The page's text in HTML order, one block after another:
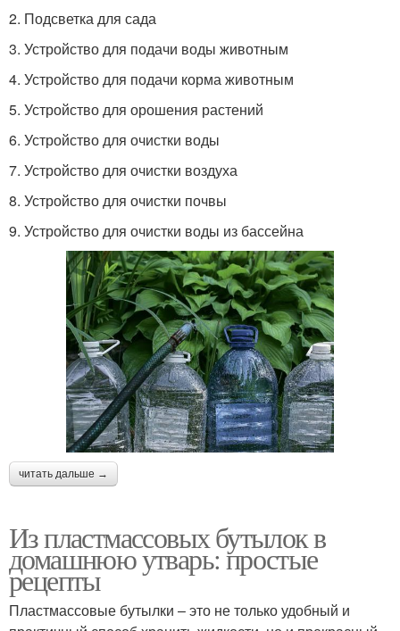
2. Подсветка для сада
3. Устройство для подачи воды животным
4. Устройство для подачи корма животным
5. Устройство для орошения растений
6. Устройство для очистки воды
7. Устройство для очистки воздуха
8. Устройство для очистки почвы
9. Устройство для очистки воды из бассейна
читать дальше →
Из пластмассовых бутылок в
домашнюю утварь: простые
рецепты
Пластмассовые бутылки – это не только удобный и